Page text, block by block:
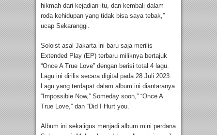
hikmah dari kejadian itu, dan kembali dalam
roda kehidupan yang tidak bisa saya tebak,”
ucap Sekaranggi.
Soloist asal Jakarta ini baru saja merilis
Extended Play (EP) terbaru miliknya bertajuk
“Once A True Love” dengan berisi total 4 lagu.
Lagu ini dirilis secara digital pada 28 Juli 2023.
Lagu yang terdapat dalam album ini diantaranya
“Impossible Now,” Someday soon,” “Once A
True Love,” dan “Did I Hurt you.”
Album ini sekaligus menjadi album mini perdana